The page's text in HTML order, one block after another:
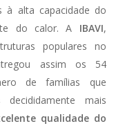
à alta capacidade do
do calor. A IBAVI,
populares no
assim os 54
de famílias que
mais
qualidade do